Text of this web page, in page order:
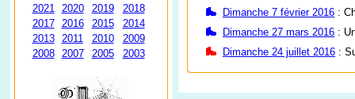
2021
2020 2019
2018
2017
2016 2015
2014
2013
2011 2010
2009
2008
2007 2005 2003
Dimanche 7 février 2016 :
Dimanche 27 mars 2016 :
Dimanche 24 juillet 2016 :